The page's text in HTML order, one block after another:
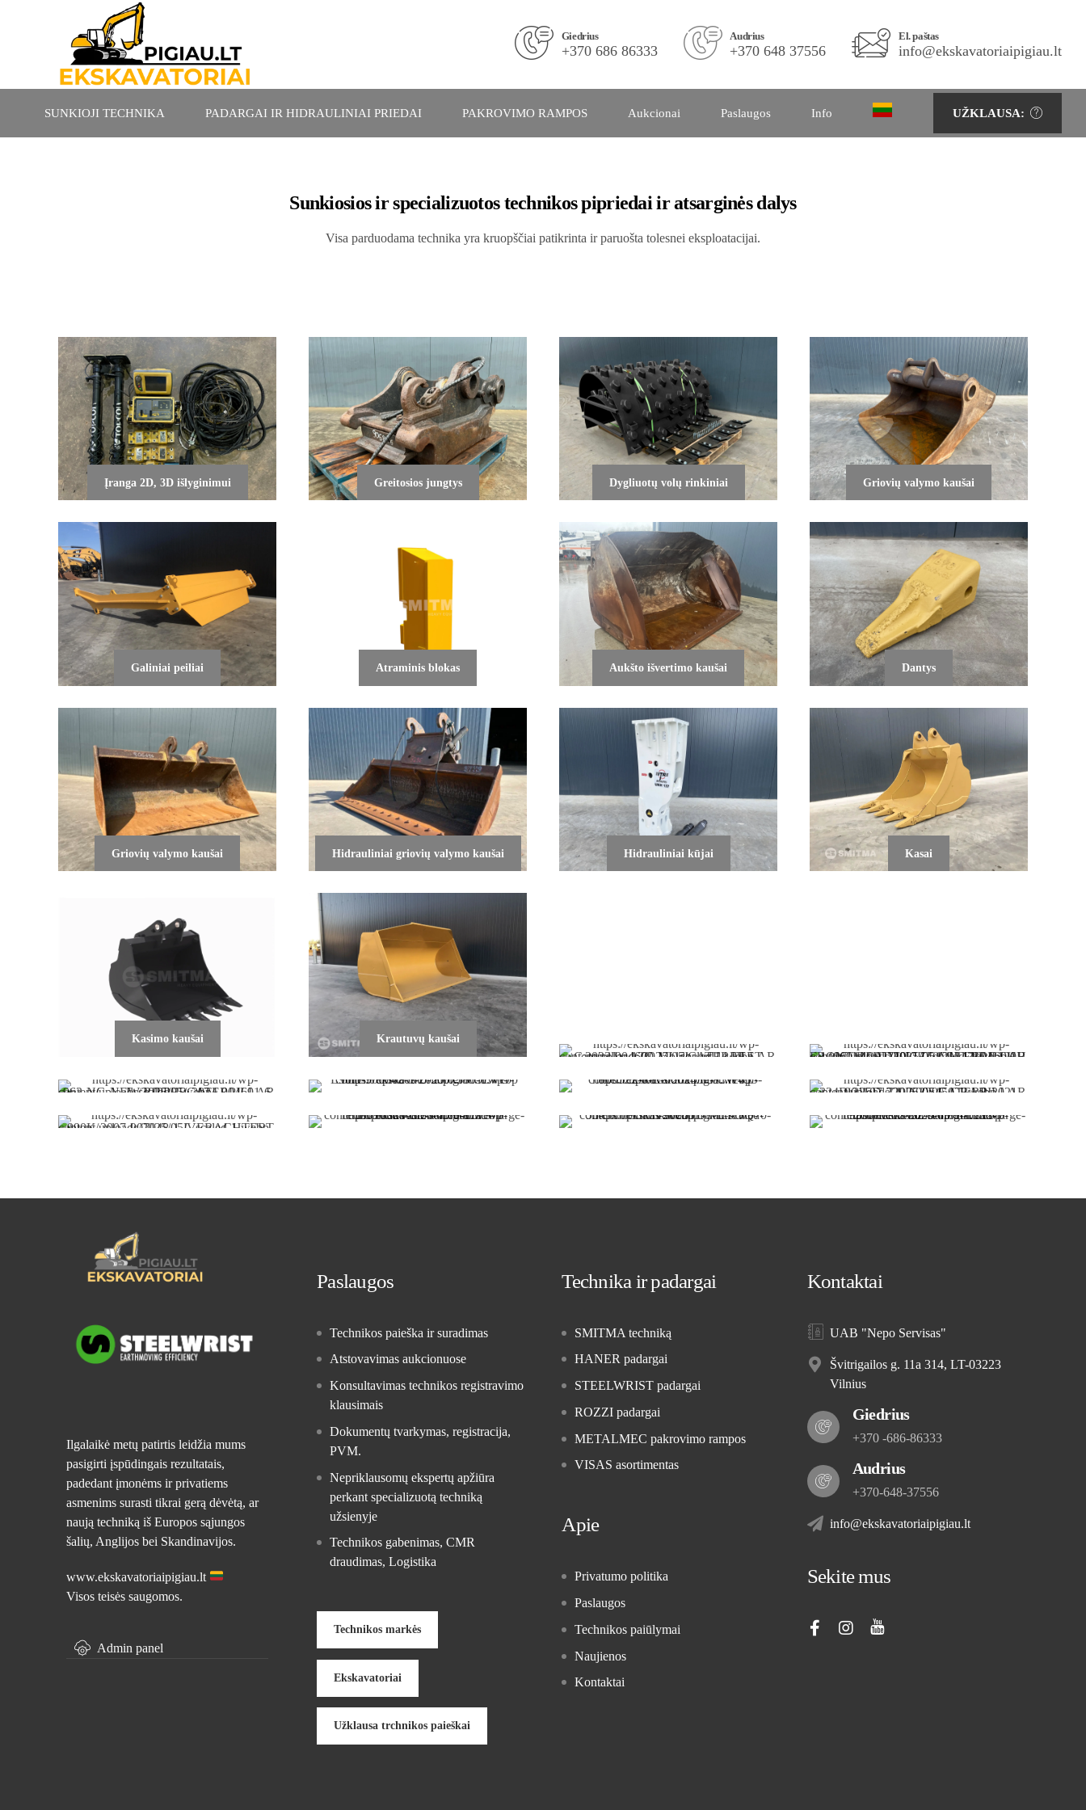
Telefono Nr.
+370 686 86333
El. paštas
info@ekskavatoriaipigiau.lt
UŽKLAUSA:
Giedrius
+370 686 86333
Audrius
+370 648 37556
El. paštas
info@ekskavatoriaipigiau.lt
UŽKLAUSA:
SUNKIOJI TECHNIKA PADARGAI IR HIDRAULINIAI PRIEDAI PAKROVIMO RAMPOS Aukcionai Paslaugos Info
Sunkiosios ir specializuotos technikos pipriedai ir atsarginės dalys
Visa parduodama technika yra kruopščiai patikrinta ir paruošta tolesnei eksploatacijai.
Įranga 2D, 3D išlyginimui Greitosios jungtys Dygliuotų volų rinkiniai Griovių valymo kaušai
Galiniai peiliai Atraminis blokas Aukšto išvertimo kaušai Dantys
Griovių valymo kaušai Hidrauliniai griovių valymo kaušai Hidrauliniai kūjai Kasai
Kasimo kaušai Krautuvų kaušai
Peiliai Priekiniai peiliai
Ilgalaikė metų patirtis leidžia mums
pasigirti įspūdingais rezultatais,
padedant įmonėms ir privatiems
asmenims surasti tikrai gerą dėvėtą, ar
naują techniką iš Europos sąjungos
šalių, Anglijos bei Skandinavijos.
www.ekskavatoriaipigiau.lt
Visos teisės saugomos.
Admin panel
Paslaugos
Technikos paieška ir suradimas
Atstovavimas aukcionuose
Konsultavimas technikos registravimo
klausimais
Dokumentų tvarkymas, registracija,
PVM.
Nepriklausomų ekspertų apžiūra
perkant specializuotą techniką
užsienyje
Technikos gabenimas, CMR
draudimas, Logistika
Technikos markės
Ekskavatoriai
Užklausa trchnikos paieškai
Technika ir padargai
SMITMA techniką
HANER padargai
STEELWRIST padargai
ROZZI padargai
METALMEC pakrovimo rampos
VISAS asortimentas
Apie
Privatumo politika
Paslaugos
Technikos paiūlymai
Naujienos
Kontaktai
Kontaktai
UAB "Nepo Servisas"
Švitrigailos g. 11a 314, LT-03223
Vilnius
Giedrius
+370 -686-86333
Audrius
+370-648-37556
info@ekskavatoriaipigiau.lt
Sekite mus